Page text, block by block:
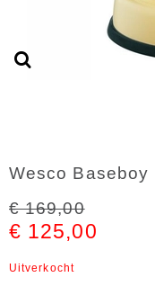
Wesco Baseboy
€ 169,00
€ 125,00
Uitverkocht